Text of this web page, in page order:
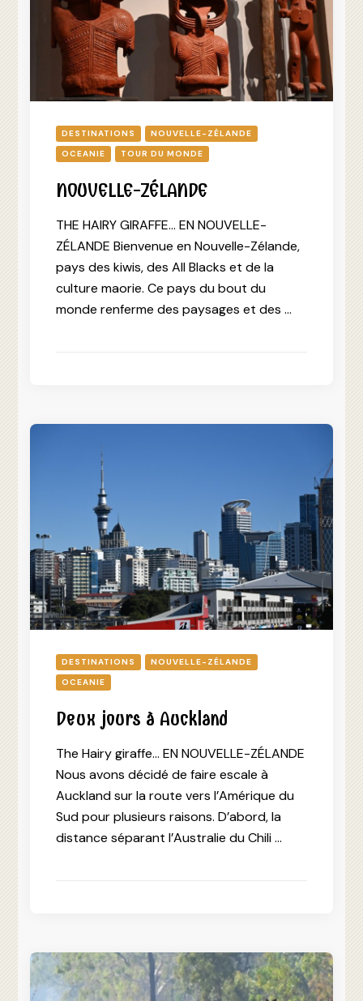
DESTINATIONS
NOUVELLE-ZÉLANDE
OCEANIE
TOUR DU MONDE
NOUVELLE-ZÉLANDE
THE HAIRY GIRAFFE… EN NOUVELLE-
ZÉLANDE Bienvenue en Nouvelle-Zélande,
pays des kiwis, des All Blacks et de la
culture maorie. Ce pays du bout du
monde renferme des paysages et des …
DESTINATIONS
NOUVELLE-ZÉLANDE
OCEANIE
Deux jours à Auckland
The Hairy giraffe… EN NOUVELLE-ZÉLANDE
Nous avons décidé de faire escale à
Auckland sur la route vers l’Amérique du
Sud pour plusieurs raisons. D’abord, la
distance séparant l’Australie du Chili …